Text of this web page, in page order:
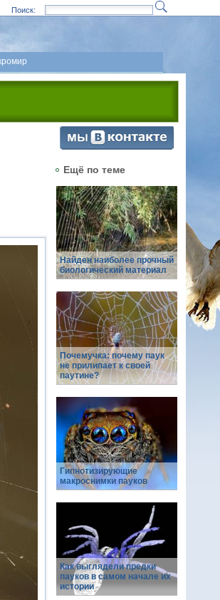
Поиск:
Ещё по теме
Найден наиболее прочный
биологический материал
Почемучка: почему паук
не прилипает к своей
паутине?
Гипнотизирующие
макроснимки пауков
Как выглядели предки
пауков в самом начале их
истории